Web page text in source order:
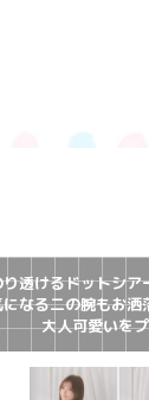
透けるドットシア
なる二の腕もお洒
大人可愛いを